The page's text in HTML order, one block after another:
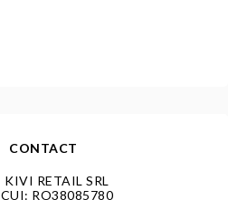
CONTACT
KIVI RETAIL SRL
CUI: RO38085780